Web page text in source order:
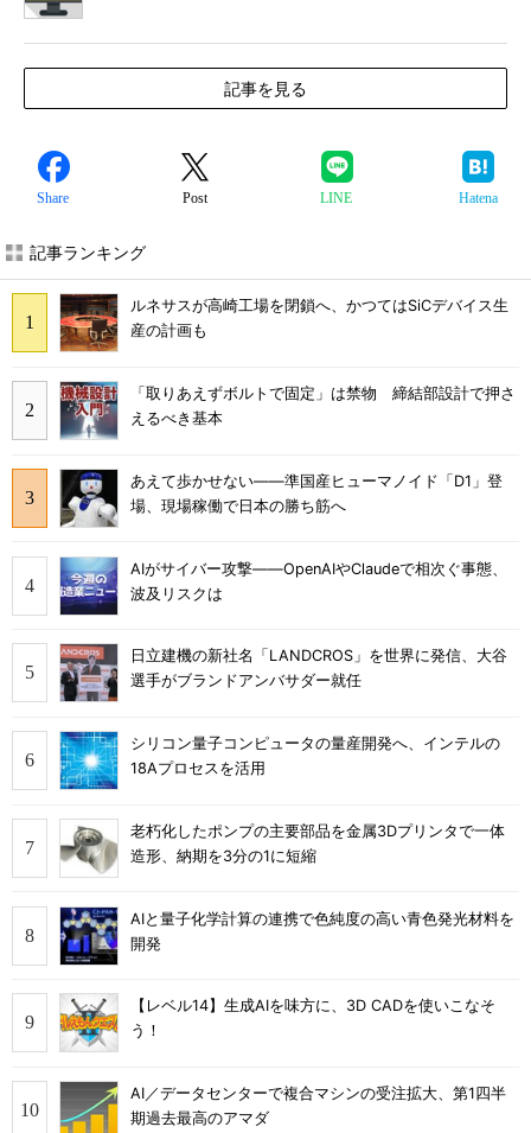
記事を見る
Share Post LINE Hatena
記事ランキング
ルネサスが高崎工場を閉鎖へ、かつてはSiCデバイス生
産の計画も
「取りあえずボルトで固定」は禁物 締結部設計で押さ
えるべき基本
あえて歩かせない――準国産ヒューマノイド「D1」登
場、現場稼働で日本の勝ち筋へ
AIがサイバー攻撃――OpenAIやClaudeで相次ぐ事態、
波及リスクは
日立建機の新社名「LANDCROS」を世界に発信、大谷
選手がブランドアンバサダー就任
シリコン量子コンピュータの量産開発へ、インテルの
18Aプロセスを活用
老朽化したポンプの主要部品を金属3Dプリンタで一体
造形、納期を3分の1に短縮
AIと量子化学計算の連携で色純度の高い青色発光材料を
開発
【レベル14】生成AIを味方に、3D CADを使いこなそ
う！
AI／データセンターで複合マシンの受注拡大、第1四半
期過去最高のアマダ